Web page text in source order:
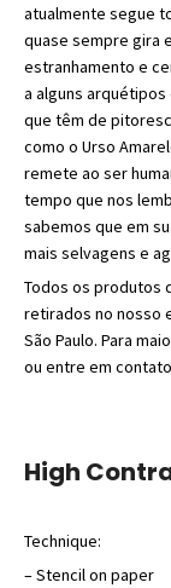
atualmente segue
quase sempre gira
estranhamento e
a alguns
que têm de
como o Urso
remete ao ser
tempo que nos
sabemos que em
mais selvagens e
Todos os produtos
retirados no nosso
São Paulo. Para
ou entre em
High
Technique:
– Stencil on paper